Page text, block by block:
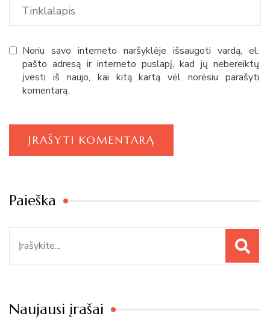
Noriu savo interneto naršyklėje išsaugoti vardą, el.
pašto adresą ir interneto puslapį, kad jų nebereiktų
įvesti iš naujo, kai kitą kartą vėl norėsiu parašyti
komentarą.
Paieška
Naujausi įrašai